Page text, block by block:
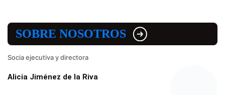
SOBRE NOSOTROS
Socia ejecutiva y directora
Alicia Jiménez de la Riva